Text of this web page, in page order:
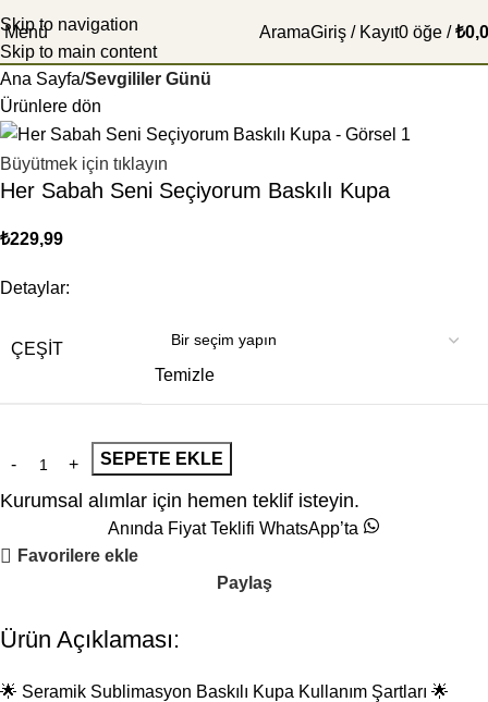
Skip to navigation
Skip to main content
Menü AramaGiriş / Kayıt0 öğe / ₺
Ana Sayfa Sevgililer Günü
Ürünlere dön
Büyütmek için tıklayın
Her Sabah Seni Seçiyorum Baskılı Kupa
₺229,99
Detaylar:
ÇEŞIT
Temizle
SEPETE EKLE
Kurumsal alımlar için hemen teklif isteyin.
Anında Fiyat Teklifi WhatsApp’ta
Favorilere ekle
Paylaş
Ürün Açıklaması:
🌟 Seramik Sublimasyon Baskılı Kupa Kullanım Şartları 🌟